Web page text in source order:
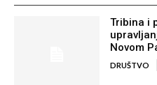
Tribina i
Novom
DRUŠTVO